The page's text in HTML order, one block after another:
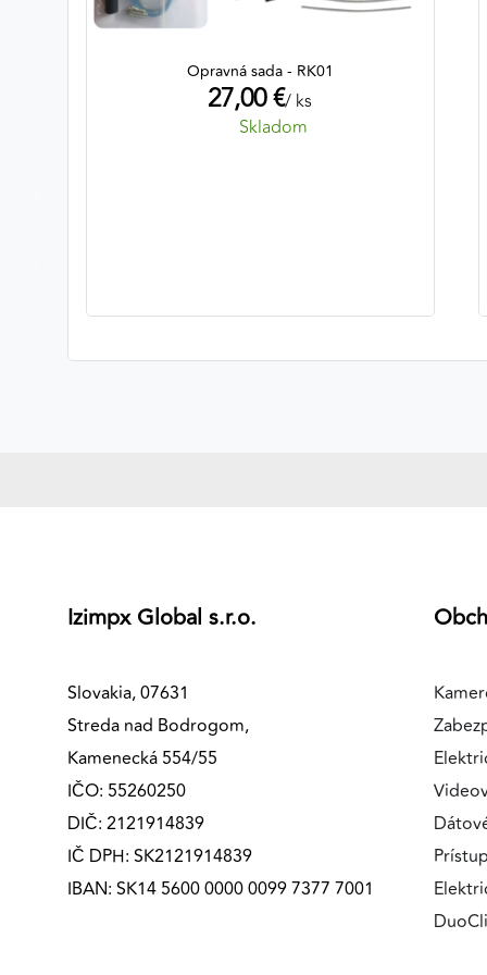
Opravná sada - RK01
27,00 €/ ks
Skladom
Izimpx Global s.r.o.
Slovakia, 07631
Streda nad Bodrogom,
Kamenecká 554/55
IČO: 55260250
DIČ: 2121914839
IČ DPH: SK2121914839
IBAN: SK14 5600 0000 0099 7377 7001